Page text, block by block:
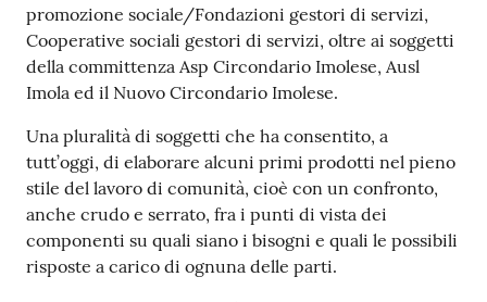
promozione sociale/Fondazioni gestori di servizi,
Cooperative sociali gestori di servizi, oltre ai soggetti
della committenza Asp Circondario Imolese, Ausl
Imola ed il Nuovo Circondario Imolese.
Una pluralità di soggetti che ha consentito, a
tutt’oggi, di elaborare alcuni primi prodotti nel pieno
stile del lavoro di comunità, cioè con un confronto,
anche crudo e serrato, fra i punti di vista dei
componenti su quali siano i bisogni e quali le possibili
risposte a carico di ognuna delle parti.